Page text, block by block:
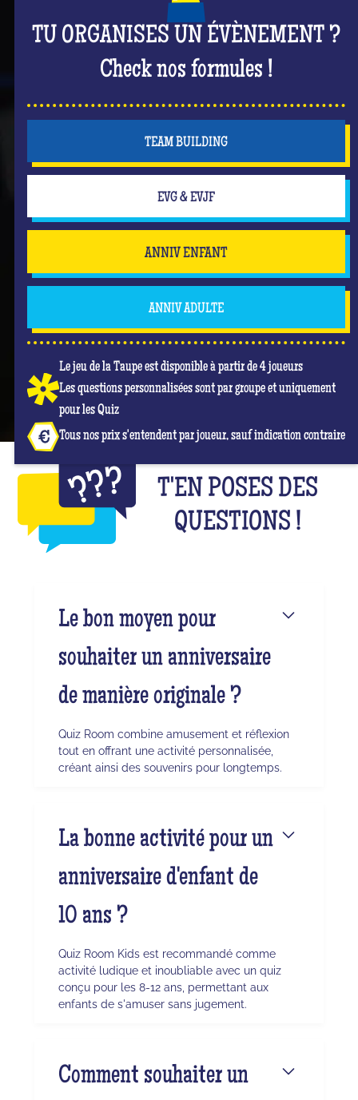
TU ORGANISES UN ÉVÈNEMENT ?
Check nos formules !
TEAM BUILDING
EVG & EVJF
ANNIV ENFANT
ANNIV ADULTE
Le jeu de la Taupe est disponible à partir de 4 joueurs
Les questions personnalisées sont par groupe et uniquement
pour les Quiz
Tous nos prix s'entendent par joueur, sauf indication contraire
T'EN POSES DES
QUESTIONS !
Le bon moyen pour
souhaiter un anniversaire
de manière originale ?
Quiz Room combine amusement et réflexion
tout en offrant une activité personnalisée,
créant ainsi des souvenirs pour longtemps.
La bonne activité pour un
anniversaire d'enfant de
10 ans ?
Quiz Room Kids est recommandé comme
activité ludique et inoubliable avec un quiz
conçu pour les 8-12 ans, permettant aux
enfants de s'amuser sans jugement.
Comment souhaiter un